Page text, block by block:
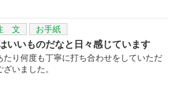
文 お手紙
いいものだなと日々感じています
たり何度も丁寧に打ち合わせをしていただ
いました。